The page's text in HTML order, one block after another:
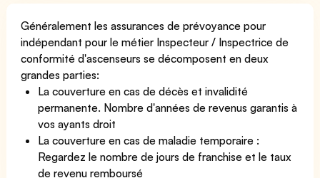
Généralement les assurances de prévoyance pour
indépendant pour le métier Inspecteur / Inspectrice de
conformité d'ascenseurs se décomposent en deux
grandes parties:
La couverture en cas de décès et invalidité
permanente. Nombre d'années de revenus garantis à
vos ayants droit
La couverture en cas de maladie temporaire :
Regardez le nombre de jours de franchise et le taux
de revenu remboursé